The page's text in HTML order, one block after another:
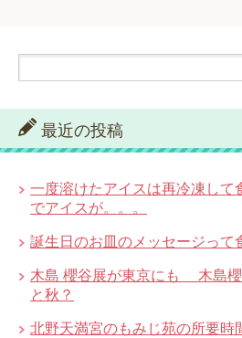
最近の投稿
一度溶けたアイスは再冷凍して
でアイスが。。。
誕生日のお皿のメッセージって
木島 櫻谷展が東京にも 木島櫻
と秋？
北野天満宮のもみじ苑の所要時